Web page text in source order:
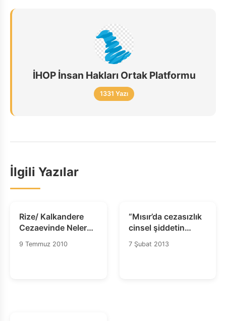
İHOP İnsan Hakları Ortak Platformu
1331 Yazı
İlgili Yazılar
Rize/ Kalkandere
Cezaevinde Neler
Oluyor?
9 Temmuz 2010
“Mısır’da cezasızlık
cinsel şiddetin
artmasına yol
açıyor”
7 Şubat 2013